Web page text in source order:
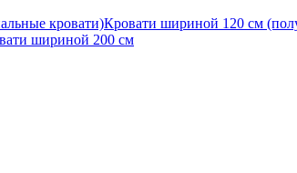
кровати)Кровати шириной 120 см
шириной 200 см